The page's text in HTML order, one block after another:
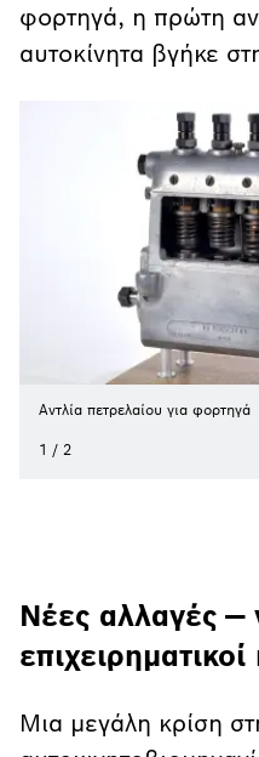
φορτηγά, η πρώτη
αυτοκίνητα βγήκε
Αντλία πετρελαίου για φορτηγά
1 / 2
Νέες αλλαγές —
Μια μεγάλη κρίση